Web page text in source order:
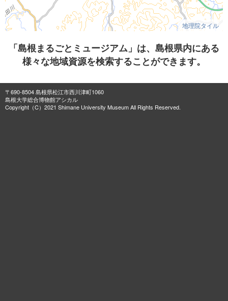
地理院タイル
「島根まるごとミュージアム」は、島根県内にある
様々な地域資源を検索することができます。
〒690-8504 島根県松江市西川津町1060
島根大学総合博物館アシカル
Copyright（C）2021 Shimane University Museum All Rights Reserved.